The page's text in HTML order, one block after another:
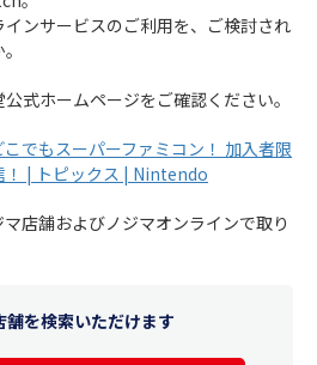
ンサービスのご利用を、ご検討され
式ホームページをご確認ください。
でもスーパーファミコン！ 加入者限
！ | トピックス | Nintendo
店舗およびノジマオンラインで取り
舗を検索いただけます